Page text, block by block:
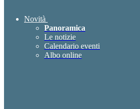
Novità
Panoramica
Le notizie
Calendario eventi
Albo online